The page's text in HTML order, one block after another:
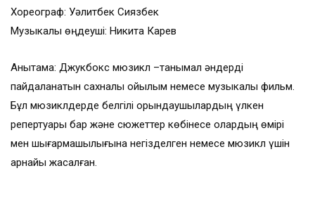
Хореограф: Уәлитбек Сиязбек
Музыкалық өңдеуші: Никита Карев
Анықтама: Джукбокс мюзикл –танымал әндерді
пайдаланатын сахналық қойылым немесе музыкалық фильм.
Бұл мюзиклдерде белгілі орындаушылардың үлкен
репертуары бар және сюжеттер көбінесе олардың өмірі
мен шығармашылығына негізделген немесе мюзикл үшін
арнайы жасалған.